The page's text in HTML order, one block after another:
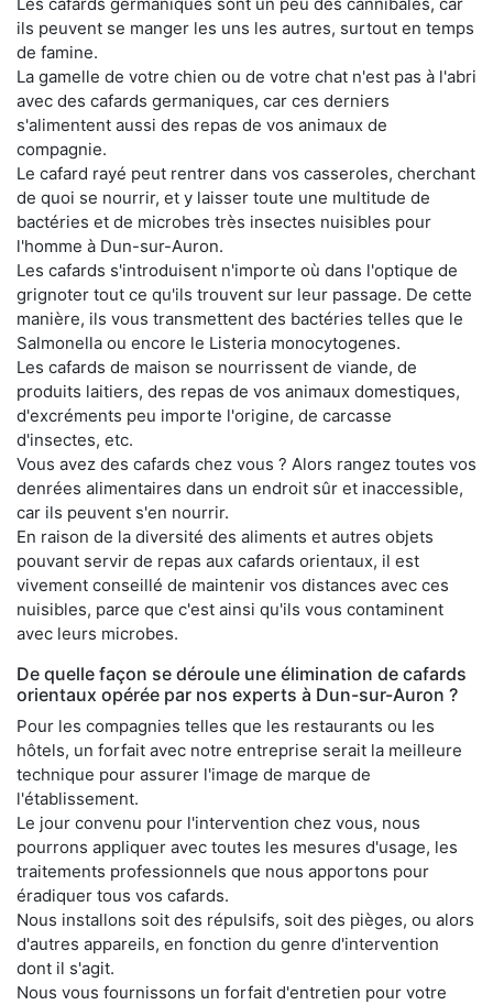
ils peuvent se manger les uns les autres, surtout en temps
de famine.
La gamelle de votre chien ou de votre chat n'est pas à l'abri
avec des cafards germaniques, car ces derniers
s'alimentent aussi des repas de vos animaux de
compagnie.
Le cafard rayé peut rentrer dans vos casseroles, cherchant
de quoi se nourrir, et y laisser toute une multitude de
bactéries et de microbes très insectes nuisibles pour
l'homme à Dun-sur-Auron.
Les cafards s'introduisent n'importe où dans l'optique de
grignoter tout ce qu'ils trouvent sur leur passage. De cette
manière, ils vous transmettent des bactéries telles que le
Salmonella ou encore le Listeria monocytogenes.
Les cafards de maison se nourrissent de viande, de
produits laitiers, des repas de vos animaux domestiques,
d'excréments peu importe l'origine, de carcasse
d'insectes, etc.
Vous avez des cafards chez vous ? Alors rangez toutes vos
denrées alimentaires dans un endroit sûr et inaccessible,
car ils peuvent s'en nourrir.
En raison de la diversité des aliments et autres objets
pouvant servir de repas aux cafards orientaux, il est
vivement conseillé de maintenir vos distances avec ces
nuisibles, parce que c'est ainsi qu'ils vous contaminent
avec leurs microbes.
De quelle façon se déroule une élimination de cafards
orientaux opérée par nos experts à Dun-sur-Auron ?
Pour les compagnies telles que les restaurants ou les
hôtels, un forfait avec notre entreprise serait la meilleure
technique pour assurer l'image de marque de
l'établissement.
Le jour convenu pour l'intervention chez vous, nous
pourrons appliquer avec toutes les mesures d'usage, les
traitements professionnels que nous apportons pour
éradiquer tous vos cafards.
Nous installons soit des répulsifs, soit des pièges, ou alors
d'autres appareils, en fonction du genre d'intervention
dont il s'agit.
Nous vous fournissons un forfait d'entretien pour votre